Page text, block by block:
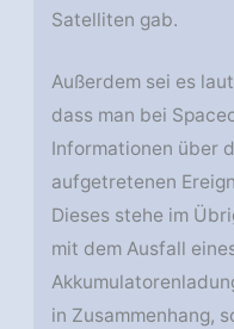
Satelliten gab.
Außerdem sei es
dass man bei
Informationen über
aufgetretenen
Dieses stehe im
mit dem Ausfall
in Zusammenhang,